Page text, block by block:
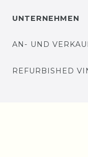
UNTERNEHMEN
AN- UND
REFURBISHED